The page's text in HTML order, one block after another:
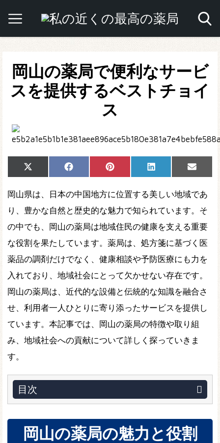
岡山の薬局で便利なサービ
スを提供するベストチョイ
ス
Share
on
X
(Twitter)
Share
on
Facebook Share
on
Pinterest Share
on
LinkedIn
Share
on
Email
岡山県は、日本の中国地方に位置する美しい地域であ
り、豊かな自然と歴史的な魅力で知られています。そ
の中でも、岡山の薬局は地域住民の健康を支える重要
な役割を果たしています。薬局は、処方箋に基づく医
薬品の調剤だけでなく、健康相談や予防医療にも力を
入れており、地域社会にとって欠かせない存在です。
岡山の薬局は、近代的な設備と伝統的な知識を融合さ
せ、利用者一人ひとりに寄り添ったサービスを提供し
ています。本記事では、岡山の薬局の特徴や取り組
み、地域社会への貢献について詳しく探っていきま
す。
目次
岡山の薬局の魅力と役割